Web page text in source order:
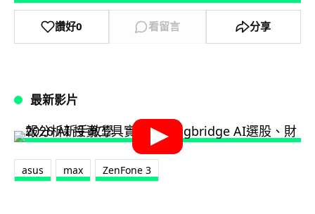
讚好0 看留言 分享
最新影片
asus max ZenFone 3